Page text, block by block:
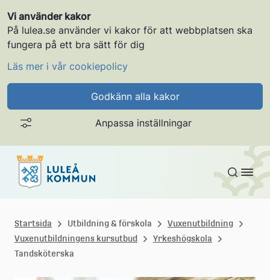
Vi använder kakor
På lulea.se använder vi kakor för att webbplatsen ska
fungera på ett bra sätt för dig
Läs mer i vår cookiepolicy
Godkänn alla kakor
Anpassa inställningar
Gå till innehållet
u
l
Startsida Utbildning & förskola
Vuxenutbildning
Vuxenutbildningens kursutbud
Yrkeshögskola
Tandsköterska